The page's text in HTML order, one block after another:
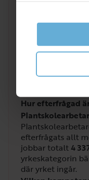
Efterfrågan på
Hur efterfrågad
efterfrågats allt
jobbar totalt4
yrkeskategorin
där yrket ingår.